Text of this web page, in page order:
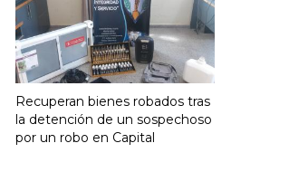
Recuperan bienes robados tras
la detención de un sospechoso
por un robo en Capital